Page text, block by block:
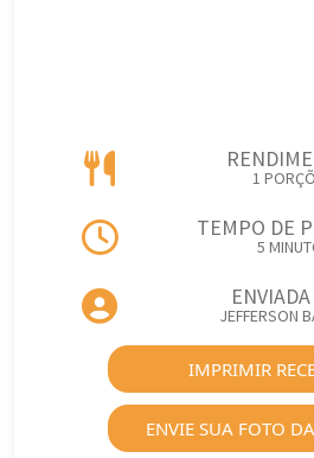
1
TEMPO DE
5
JEFFERSON
IMPRIMIR
ENVIE SUA FOTO